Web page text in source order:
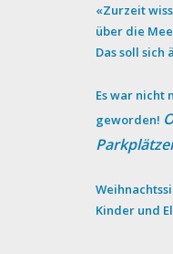
«Zurzeit
über die
Das soll sich
Es war nicht
geworden!
Kinder und